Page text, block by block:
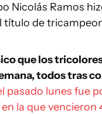
Nicolás Ramos
título de
que los
todos tras
pasado lunes fue
la que vencieron